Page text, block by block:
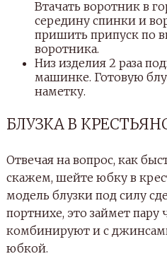
Втачать воротник в
середину спинки и
пришить припуск по
воротника.
Низ изделия 2 раза
машинке. Готовую
наметку.
БЛУЗКА В
Отвечая на вопрос, как
скажем, шейте юбку в
модель блузки под силу
портнихе, это займет пару
комбинируют и с
юбкой.